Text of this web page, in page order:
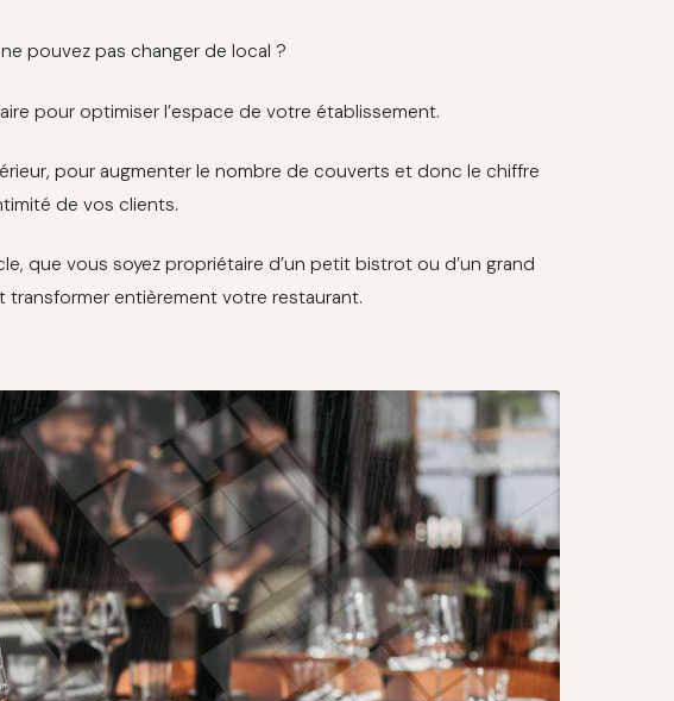
pouvez pas changer de local ?
pour optimiser l’espace de votre établissement.
pour augmenter le nombre de couverts et donc le chiffre
de vos clients.
que vous soyez propriétaire d’un petit bistrot ou d’un grand
entièrement votre restaurant.